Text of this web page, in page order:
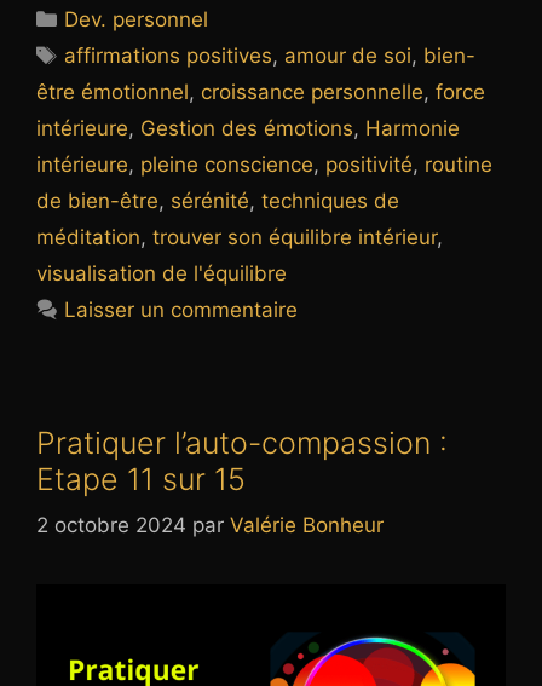
Catégories
Dev. personnel
Étiquettes
affirmations positives, amour de soi, bien-
être émotionnel, croissance personnelle, force
intérieure, Gestion des émotions, Harmonie
intérieure, pleine conscience, positivité, routine
de bien-être, sérénité, techniques de
méditation, trouver son équilibre intérieur,
visualisation de l'équilibre
Laisser un commentaire
Pratiquer l’auto-compassion :
Etape 11 sur 15
2 octobre 2024 par Valérie Bonheur